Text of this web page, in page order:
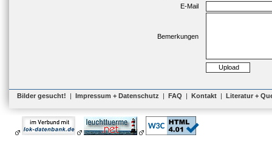
E-Mail
Bemerkungen
Bilder gesucht! | Impressum + Datenschutz | FAQ | Kontakt | Literatur +